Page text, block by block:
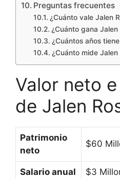
Preguntas frecuentes
¿Cuánto vale Jalen
¿Cuánto gana Jalen
¿Cuántos años
¿Cuánto mide Jalen
Valor neto
de Jalen
Patrimonio
neto
$60
Salario anual $3